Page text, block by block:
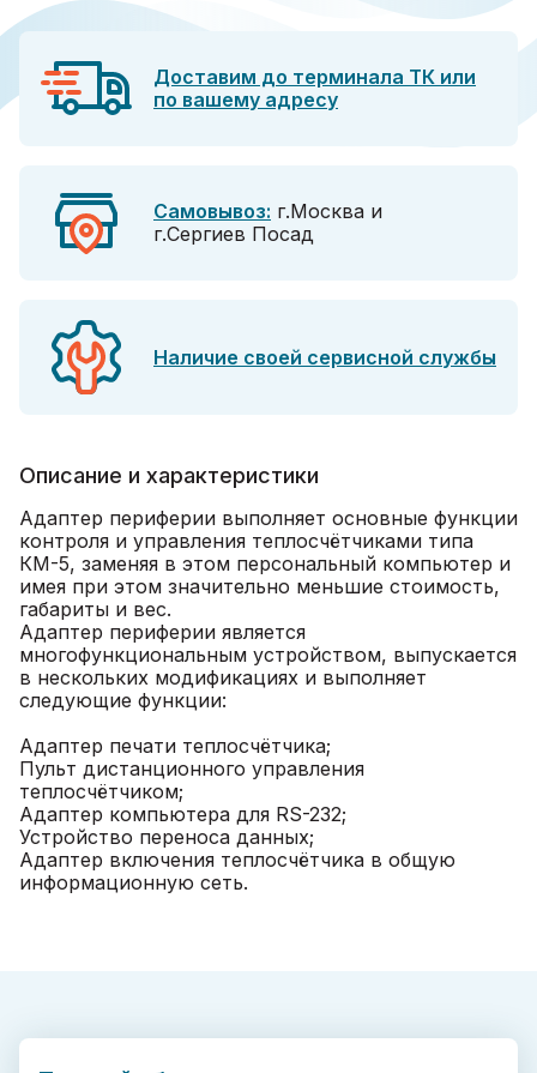
Доставим до терминала ТК или
по вашему адресу
Самовывоз: г.Москва и
г.Сергиев Посад
Наличие своей сервисной службы
Описание и характеристики
Адаптер периферии выполняет основные функции
контроля и управления теплосчётчиками типа
КМ-5, заменяя в этом персональный компьютер и
имея при этом значительно меньшие стоимость,
габариты и вес.
Адаптер периферии является
многофункциональным устройством, выпускается
в нескольких модификациях и выполняет
следующие функции:
Адаптер печати теплосчётчика;
Пульт дистанционного управления
теплосчётчиком;
Адаптер компьютера для RS-232;
Устройство переноса данных;
Адаптер включения теплосчётчика в общую
информационную сеть.